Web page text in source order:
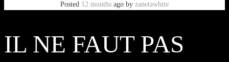
Posted 12 months ago by zanetawhite
IL NE FAUT PAS